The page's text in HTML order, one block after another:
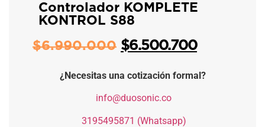
Controlador KOMPLETE
KONTROL S88
$6.990.000 $6.500.700
¿Necesitas una cotización formal?
info@duosonic.co
3195495871 (Whatsapp)